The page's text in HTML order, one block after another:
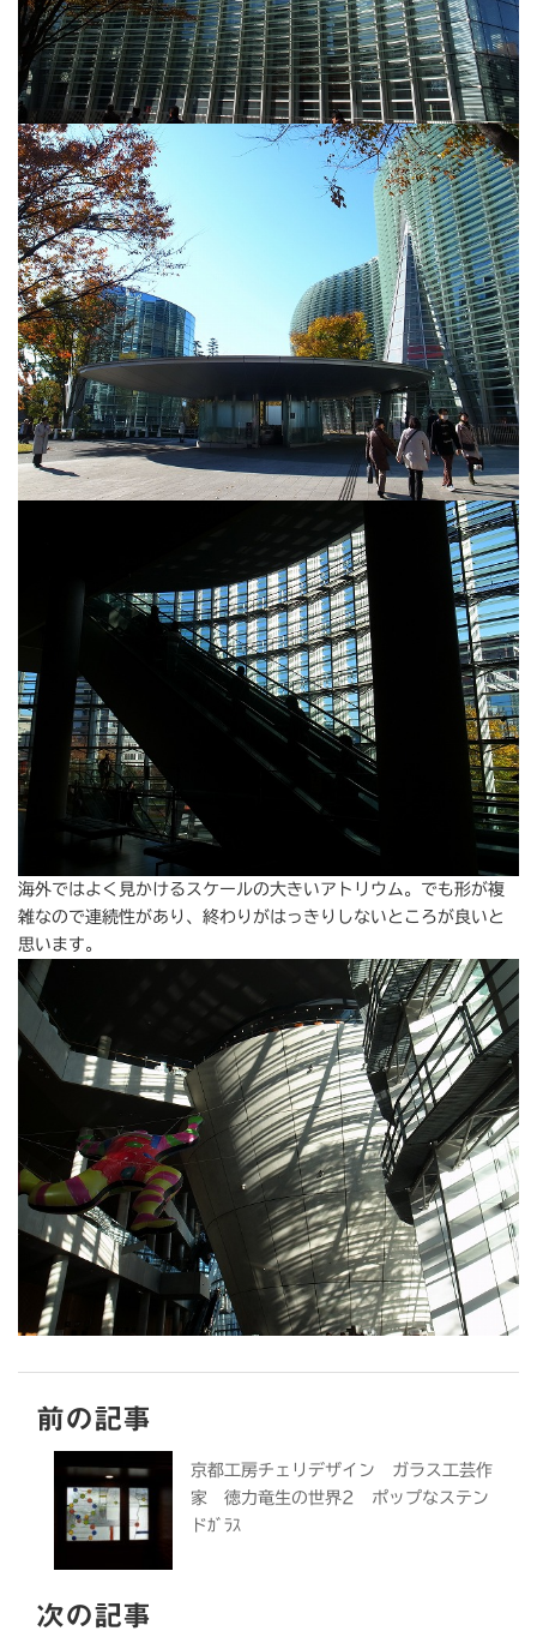
海外ではよく見かけるスケールの大きいアトリウム。でも形が複
雑なので連続性があり、終わりがはっきりしないところが良いと
思います。
前の記事
京都工房チェリデザイン ガラス工芸作
家 徳力竜生の世界2 ポップなステン
ドｶﾞﾗｽ
次の記事